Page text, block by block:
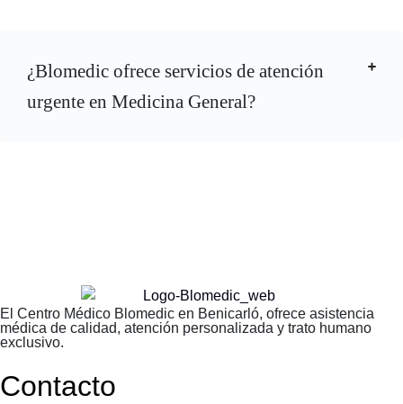
¿Blomedic ofrece servicios de atención
urgente en Medicina General?
El Centro Médico Blomedic en Benicarló, ofrece asistencia
médica de calidad, atención personalizada y trato humano
exclusivo.
Contacto